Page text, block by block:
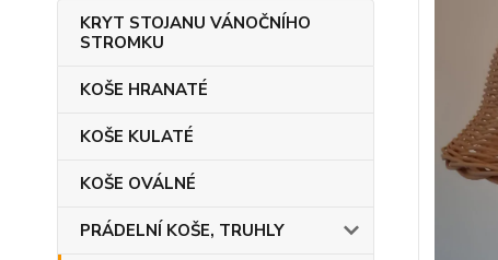
KRYT STOJANU VÁNOČNÍHO
STROMKU
KOŠE HRANATÉ
KOŠE KULATÉ
KOŠE OVÁLNÉ
PRÁDELNÍ KOŠE, TRUHLY